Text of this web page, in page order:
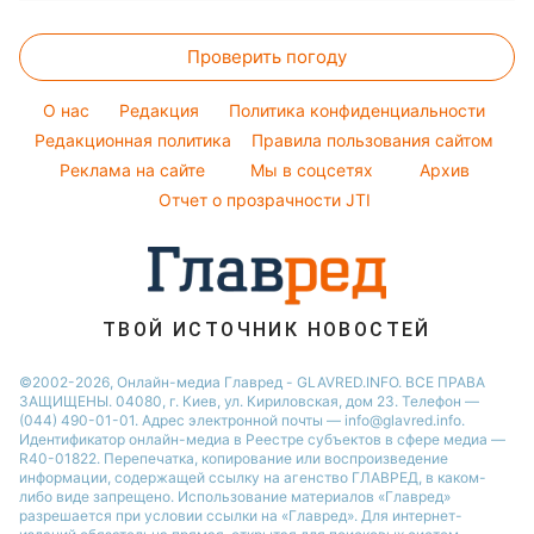
Новости Одессы
Новости Харькова
Праздничное меню
Народные приметы
Все о шоу-бизнесе
Магнитные бури
Погода на сегодня
Погода на завтра
Пылевая буря
Уборка
Комнатные растения
Авто
Проверить погоду
O нас Редакция
Политика конфиденциальности
Редакционная политика
Правила пользования сайтом
Реклама на сайте
Мы в соцсетях
Архив
Отчет о прозрачности JTI
ТВОЙ ИСТОЧНИК НОВОСТЕЙ
©2002-2026, Онлайн-медиа Главред - GLAVRED.INFO. ВСЕ ПРАВА
ЗАЩИЩЕНЫ. 04080, г. Киев, ул. Кириловская, дом 23. Телефон —
(044) 490-01-01. Адрес электронной почты — info@glavred.info.
Идентификатор онлайн-медиа в Реестре cубъектов в сфере медиа —
R40-01822. Перепечатка, копирование или воспроизведение
информации, содержащей ссылку на агенство ГЛАВРЕД, в каком-
либо виде запрещено. Использование материалов «Главред»
разрешается при условии ссылки на «Главред». Для интернет-